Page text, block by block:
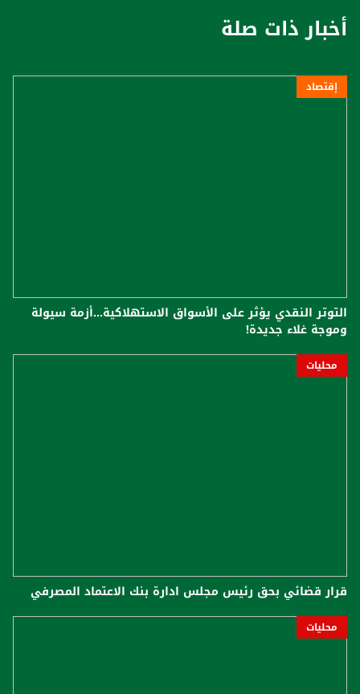
أخبار ذات صلة
إقتصاد
التوتر النقدي يؤثر على الأسواق الاستهلاكية...أزمة سيولة
وموجة غلاء جديدة!
محليات
قرار قضائي بحق رئيس مجلس ادارة بنك الاعتماد المصرفي
محليات